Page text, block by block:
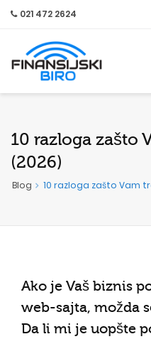
021 472 2624
10 razloga zašto
(2026)
Blog 10 razloga zašto Vam
Ako je Vaš biznis
web-sajta, možda
Da li mi je uopšte